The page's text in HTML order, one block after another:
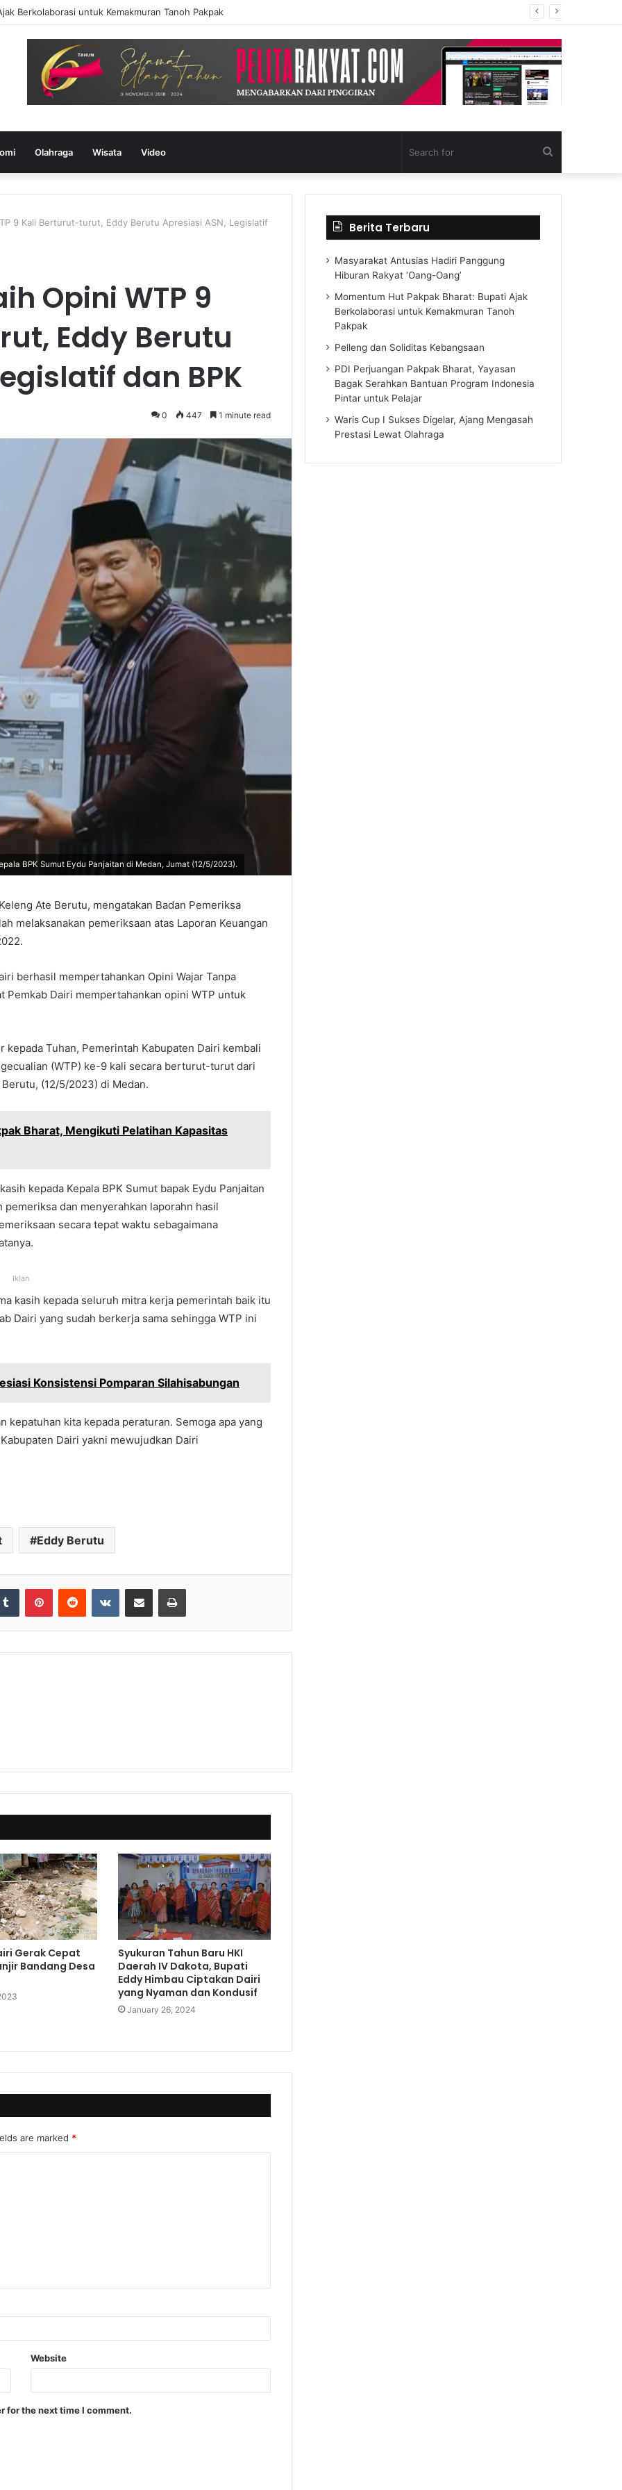
Berkolaborasi untuk Kemakmuran Tanoh Pakpak
Olahraga Wisata Video
for
9 Kali Berturut-turut, Eddy Berutu Apresiasi ASN, Legislatif
Opini WTP 9
Eddy Berutu
dan BPK
0 447 1 minute read
BPK Sumut Eydu Panjaitan di Medan, Jumat (12/5/2023).
Ate Berutu, mengatakan Badan Pemeriksa
melaksanakan pemeriksaan atas Laporan Keuangan
berhasil mempertahankan Opini Wajar Tanpa
Pemkab Dairi mempertahankan opini WTP untuk
kepada Tuhan, Pemerintah Kabupaten Dairi kembali
(WTP) ke-9 kali secara berturut-turut dari
(12/5/2023) di Medan.
Bharat, Mengikuti Pelatihan Kapasitas
kepada Kepala BPK Sumut bapak Eydu Panjaitan
dan menyerahkan laporahn hasil
secara tepat waktu sebagaimana
Iklan
kasih kepada seluruh mitra kerja pemerintah baik itu
Dairi yang sudah berkerja sama sehingga WTP ini
Konsistensi Pomparan Silahisabungan
kepatuhan kita kepada peraturan. Semoga apa yang
Dairi yakni mewujudkan Dairi
Eddy Berutu
Gerak Cepat
Bandang Desa
Syukuran Tahun Baru HKI
Daerah IV Dakota, Bupati
Eddy Himbau Ciptakan Dairi
yang Nyaman dan Kondusif
January 26, 2024
are marked *
Website
for the next time I comment.
Berita Terbaru
Masyarakat Antusias Hadiri Panggung
Hiburan Rakyat ‘Oang-Oang’
Momentum Hut Pakpak Bharat: Bupati Ajak
Berkolaborasi untuk Kemakmuran Tanoh
Pakpak
Pelleng dan Soliditas Kebangsaan
PDI Perjuangan Pakpak Bharat, Yayasan
Bagak Serahkan Bantuan Program Indonesia
Pintar untuk Pelajar
Waris Cup I Sukses Digelar, Ajang Mengasah
Prestasi Lewat Olahraga